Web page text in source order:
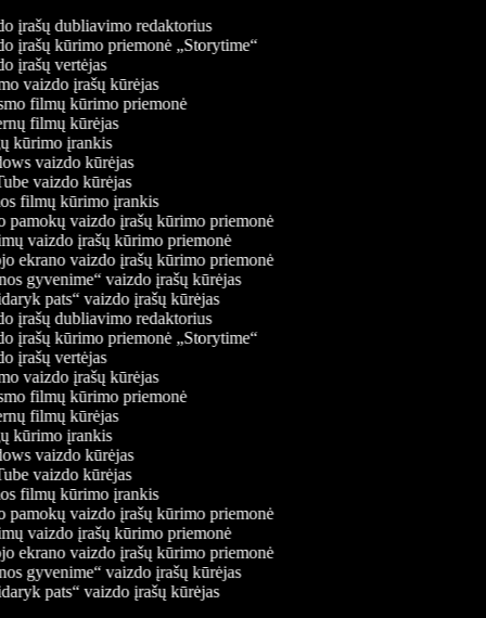
įrašų dubliavimo redaktorius
įrašų kūrimo priemonė „Storytime“
įrašų vertėjas
vaizdo įrašų kūrėjas
filmų kūrimo priemonė
filmų kūrėjas
kūrimo įrankis
vaizdo kūrėjas
vaizdo kūrėjas
filmų kūrimo įrankis
vaizdo įrašų kūrimo priemonė
vaizdo įrašų kūrimo priemonė
ekrano vaizdo įrašų kūrimo priemonė
gyvenime“ vaizdo įrašų kūrėjas
pats“ vaizdo įrašų kūrėjas
įrašų dubliavimo redaktorius
įrašų kūrimo priemonė „Storytime“
įrašų vertėjas
vaizdo įrašų kūrėjas
filmų kūrimo priemonė
filmų kūrėjas
kūrimo įrankis
vaizdo kūrėjas
vaizdo kūrėjas
filmų kūrimo įrankis
vaizdo įrašų kūrimo priemonė
vaizdo įrašų kūrimo priemonė
ekrano vaizdo įrašų kūrimo priemonė
gyvenime“ vaizdo įrašų kūrėjas
pats“ vaizdo įrašų kūrėjas